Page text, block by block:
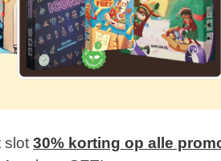
slot 30% korting op alle